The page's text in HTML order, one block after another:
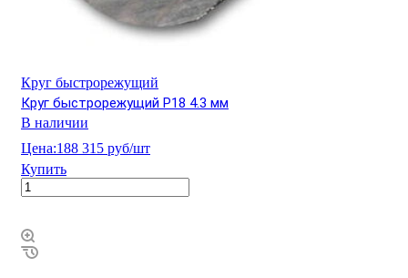
Круг быстрорежущий
Круг быстрорежущий Р18 4.3 мм
В наличии
Цена:188 315 руб/шт
Купить